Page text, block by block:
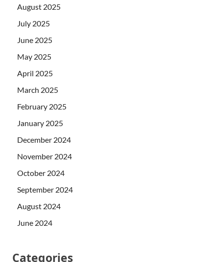
August 2025
July 2025
June 2025
May 2025
April 2025
March 2025
February 2025
January 2025
December 2024
November 2024
October 2024
September 2024
August 2024
June 2024
Categories